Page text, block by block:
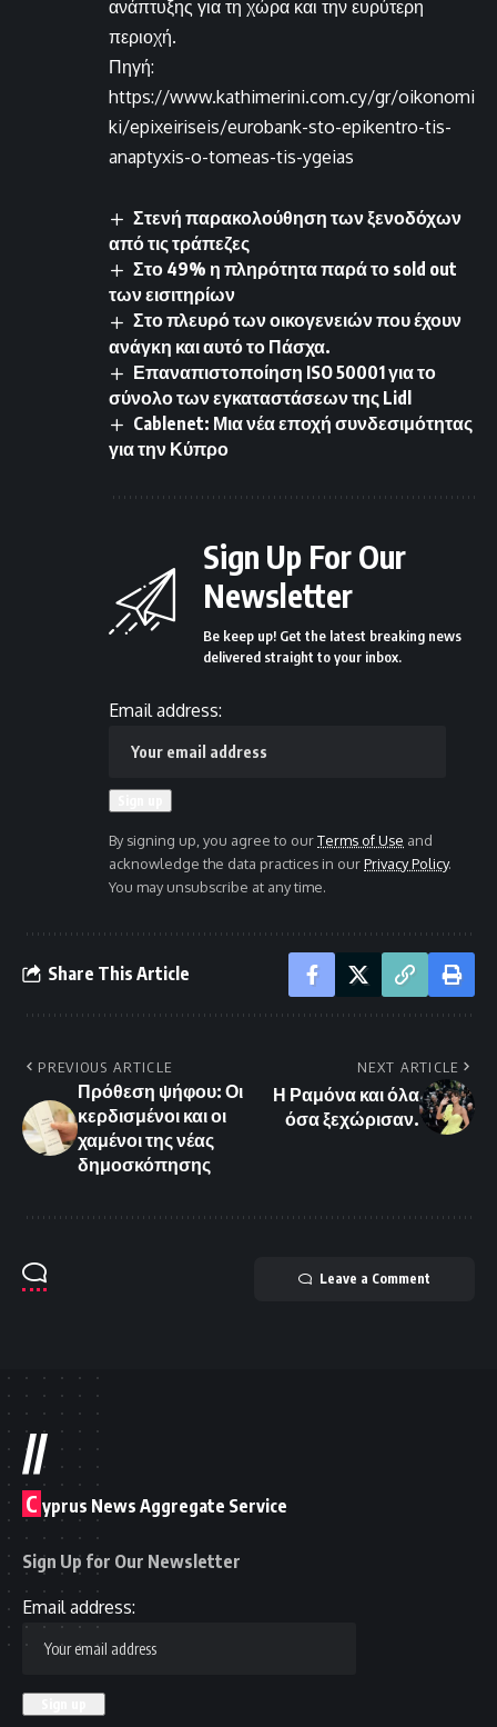
ανάπτυξης για τη χώρα και την ευρύτερη
περιοχή.
Πηγή:
https://www.kathimerini.com.cy/gr/oikonomi
ki/epixeiriseis/eurobank-sto-epikentro-tis-
anaptyxis-o-tomeas-tis-ygeias
Στενή παρακολούθηση των ξενοδόχων
από τις τράπεζες
Στο 49% η πληρότητα παρά το sold out
των εισιτηρίων
Στο πλευρό των οικογενειών που έχουν
ανάγκη και αυτό το Πάσχα.
Επαναπιστοποίηση ISO 50001 για το
σύνολο των εγκαταστάσεων της Lidl
Cablenet: Μια νέα εποχή συνδεσιμότητας
για την Κύπρο
Sign Up For Our
Newsletter
Be keep up! Get the latest breaking news
delivered straight to your inbox.
Email address:
By signing up, you agree to ourTerms of Use and
acknowledge the data practices in ourPrivacy Policy.
You may unsubscribe at any time.
Share This Article
PREVIOUS ARTICLE
Πρόθεση ψήφου: Οι
κερδισμένοι και οι
χαμένοι της νέας
δημοσκόπησης
NEXT ARTICLE
Η Ραμόνα και όλα
όσα ξεχώρισαν.
Leave a Comment
//
C yprus News Aggregate Service
Sign Up for Our Newsletter
Email address: